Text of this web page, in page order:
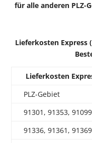
für alle anderen PLZ-
Lieferkosten Express
Lieferkosten
PLZ-Gebiet
91301, 91353, 91099
91336, 91361,